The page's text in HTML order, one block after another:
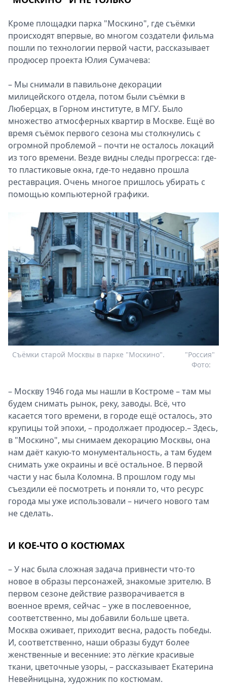
Кроме площадки парка "Москино", где съёмки
происходят впервые, во многом создатели фильма
пошли по технологии первой части, рассказывает
продюсер проекта Юлия Сумачева:
– Мы снимали в павильоне декорации
милицейского отдела, потом были съёмки в
Люберцах, в Горном институте, в МГУ. Было
множество атмосферных квартир в Москве. Ещё во
время съёмок первого сезона мы столкнулись с
огромной проблемой – почти не осталось локаций
из того времени. Везде видны следы прогресса: где-
то пластиковые окна, где-то недавно прошла
реставрация. Очень многое пришлось убирать с
помощью компьютерной графики.
Съёмки старой Москвы в парке "Москино".
"Россия"
Фото:
– Москву 1946 года мы нашли в Костроме – там мы
будем снимать рынок, реку, заводы. Всё, что
касается того времени, в городе ещё осталось, это
крупицы той эпохи, – продолжает продюсер.– Здесь,
в "Москино", мы снимаем декорацию Москвы, она
нам даёт какую-то монументальность, а там будем
снимать уже окраины и всё остальное. В первой
части у нас была Коломна. В прошлом году мы
съездили её посмотреть и поняли то, что ресурс
города мы уже использовали – ничего нового там
не сделать.
И КОЕ-ЧТО О КОСТЮМАХ
– У нас была сложная задача привнести что-то
новое в образы персонажей, знакомые зрителю. В
первом сезоне действие разворачивается в
военное время, сейчас – уже в послевоенное,
соответственно, мы добавили больше цвета.
Москва оживает, приходит весна, радость победы.
И, соответственно, наши образы будут более
женственные и весенние: это лёгкие красивые
ткани, цветочные узоры, – рассказывает Екатерина
Невейницына, художник по костюмам.